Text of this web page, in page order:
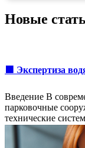
Новые
🟩 Экспертиза
Введение В
парковочные
технические